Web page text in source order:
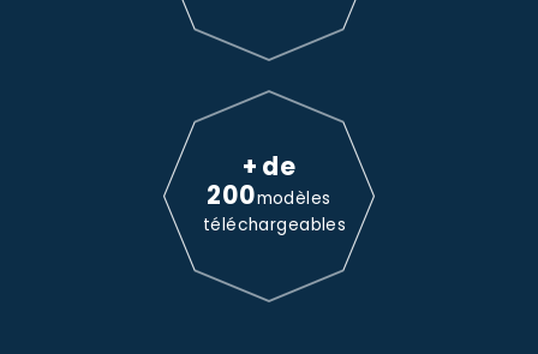
+ de
200modèles
téléchargeables